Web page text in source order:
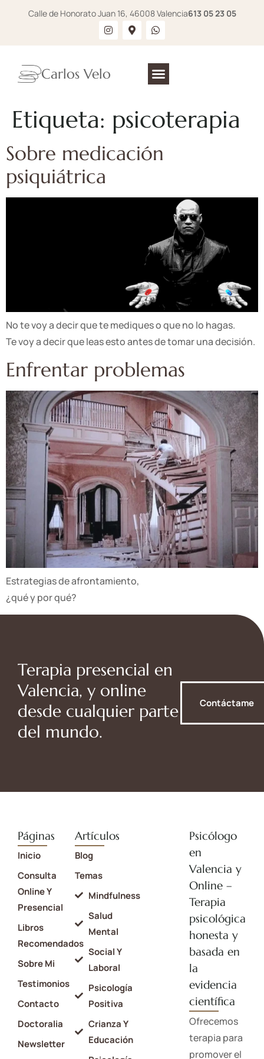
Calle de Honorato Juan 16, 46008 Valencia613 05 23 05
Carlos Velo
Etiqueta: psicoterapia
Sobre medicación
psiquiátrica
No te voy a decir que te mediques o que no lo hagas.
Te voy a decir que leas esto antes de tomar una decisión.
Enfrentar problemas
Estrategias de afrontamiento,
¿qué y por qué?
Terapia presencial en
Valencia, y online
desde cualquier parte
del mundo.
Contáctame
Páginas
Inicio
Consulta
Online Y
Presencial
Libros
Recomendados
Sobre Mi
Testimonios
Contacto
Doctoralia
Newsletter
Artículos
Blog
Temas
Mindfulness
Salud
Mental
Social Y
Laboral
Psicología
Positiva
Crianza Y
Educación
Psicólogo
en
Valencia y
Online –
Terapia
psicológica
honesta y
basada en
la
evidencia
científica
Ofrecemos
terapia para
promover el